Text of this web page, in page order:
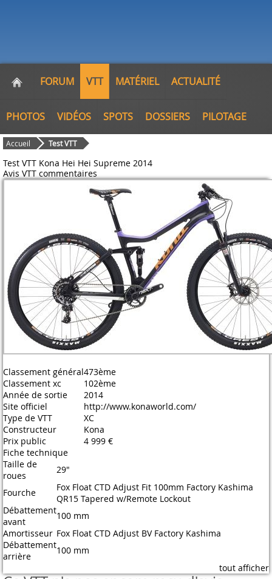
FORUM VTT MATÉRIEL ACTUALITÉ
PHOTOS VIDÉOS SPOTS DOSSIERS PILOTAGE
Accueil Test VTT
Test VTT Kona Hei Hei Supreme 2014
Avis VTT commentaires
Classement général473ème
Classement xc
102ème
Année de sortie
2014
Site officiel
http://www.konaworld.com/
Type de VTT
XC
Constructeur
Kona
Prix public
4 999 €
Fiche technique
Taille de
roues
29"
Fourche
Fox Float CTD Adjust Fit 100mm Factory Kashima
QR15 Tapered w/Remote Lockout
Débattement
avant
100 mm
Amortisseur Fox Float CTD Adjust BV Factory Kashima
Débattement
arrière
100 mm
tout afficher